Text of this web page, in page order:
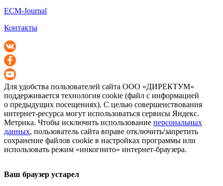
ECM-Journal
Контакты
Для удобства пользователей сайта ООО «ДИРЕКТУМ»
поддерживается технология cookie (файл с информацией
о предыдущих посещениях). С целью совершенствования
интернет-ресурса могут использоваться сервисы Яндекс.
Метрика. Чтобы исключить использование персональных
данных, пользователь сайта вправе отключить/запретить
сохранение файлов cookie в настройках программы или
использовать режим «инкогнито» интернет-браузера.
Ваш браузер устарел